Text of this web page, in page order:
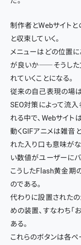
制作者とWebサイト
と収束していく。
メニューはどの位置
が良いか――そうした
れていくことになる。
従来の自己表現の場は
SEO対策によって流
れる中で、Webサイト
動くGIFアニメは雑音
れた入り口も意味が
い数値がユーザーにバ
こうしたFlash黄金期
のである。
代わりに設置されたの
めの装置、すなわち「
ある。
これらのボタンは各